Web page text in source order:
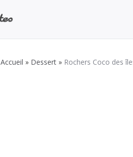
Accueil » Dessert » Rochers Coco des